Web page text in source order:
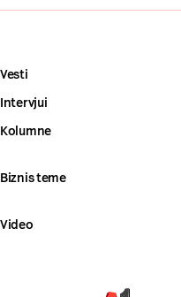
Vesti
Intervjui
Kolumne
Biznis teme
Video